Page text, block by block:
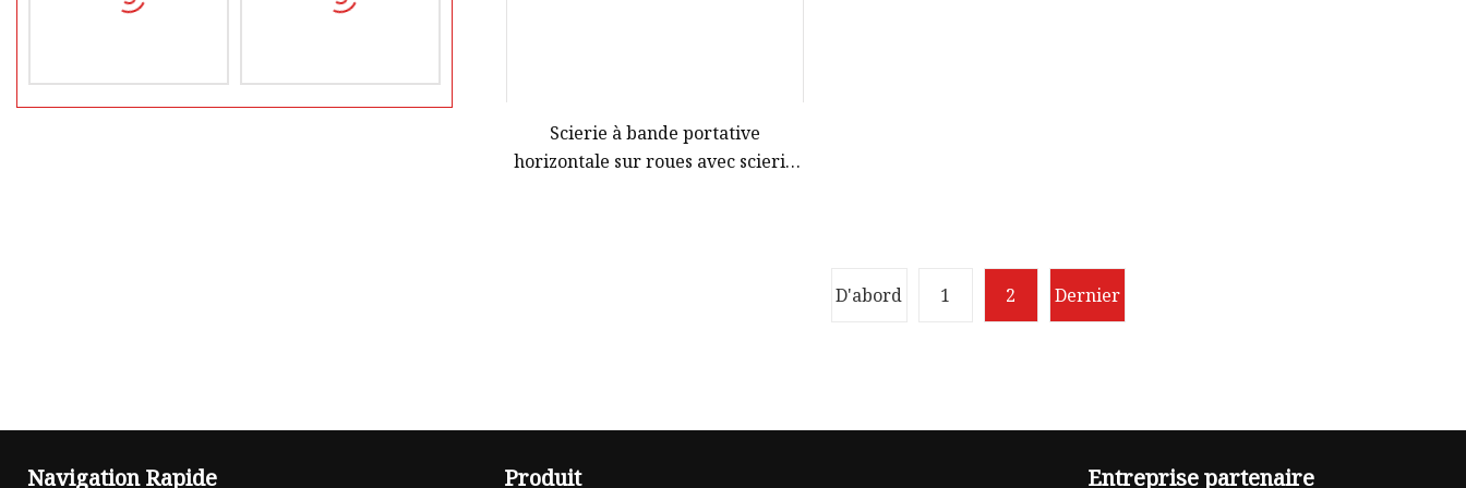
Scierie à bande portative
horizontale sur roues avec scierie
D'abord 1 2 Dernier
Navigation Rapide Produit Entreprise partenaire